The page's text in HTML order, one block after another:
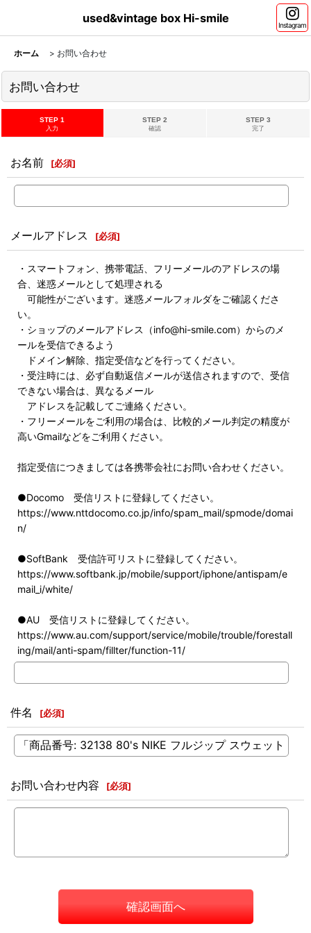
used&vintage box Hi-smile
Instagram
ホーム > お問い合わせ
お問い合わせ
STEP 1
入力
STEP 2
確認
STEP 3
完了
お名前 [必須]
メールアドレス [必須]
・スマートフォン、携帯電話、フリーメールのアドレスの場
合、迷惑メールとして処理される
可能性がございます。迷惑メールフォルダをご確認くださ
い。
・ショップのメールアドレス（info@hi-smile.com）からのメ
ールを受信できるよう
ドメイン解除、指定受信などを行ってください。
・受注時には、必ず自動返信メールが送信されますので、受信
できない場合は、異なるメール
アドレスを記載してご連絡ください。
・フリーメールをご利用の場合は、比較的メール判定の精度が
高いGmailなどをご利用ください。
指定受信につきましては各携帯会社にお問い合わせください。
●Docomo 受信リストに登録してください。
https://www.nttdocomo.co.jp/info/spam_mail/spmode/domai
n/
●SoftBank 受信許可リストに登録してください。
https://www.softbank.jp/mobile/support/iphone/antispam/e
mail_i/white/
●AU 受信リストに登録してください。
https://www.au.com/support/service/mobile/trouble/forestall
ing/mail/anti-spam/fillter/function-11/
件名 [必須]
お問い合わせ内容 [必須]
確認画面へ